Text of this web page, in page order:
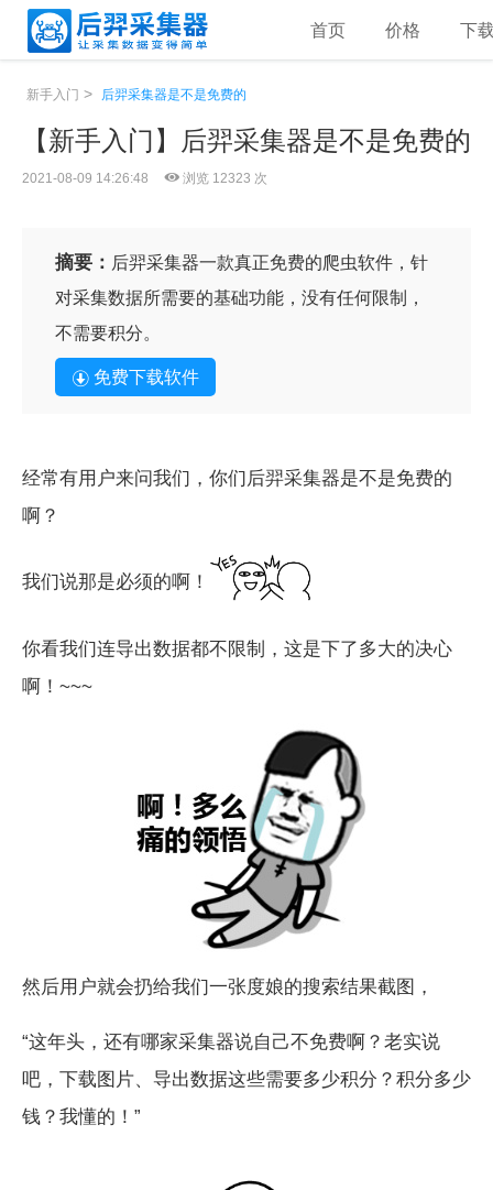
首页 价格 下
新手入门 > 后羿采集器是不是免费的
【新手入门】后羿采集器是不是免费的
2021-08-09 14:26:48 浏览 12323 次
摘要： 后羿采集器一款真正免费的爬虫软件，针
对采集数据所需要的基础功能，没有任何限制，
不需要积分。
免费下载软件
经常有用户来问我们，你们后羿采集器是不是免费的
啊？
我们说那是必须的啊！
你看我们连导出数据都不限制，这是下了多大的决心
啊！~~~
然后用户就会扔给我们一张度娘的搜索结果截图，
“这年头，还有哪家采集器说自己不免费啊？老实说
吧，下载图片、导出数据这些需要多少积分？积分多少
钱？我懂的！”